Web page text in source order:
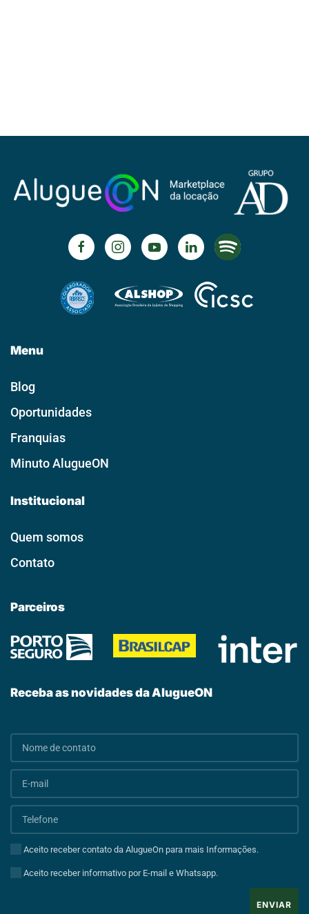
Menu
Blog
Oportunidades
Franquias
Minuto AlugueON
Institucional
Quem somos
Contato
Parceiros
Receba as novidades da AlugueON
Aceito receber contato da AlugueOn para mais Informações.
Aceito receber informativo por E-mail e Whatsapp.
ENVIAR